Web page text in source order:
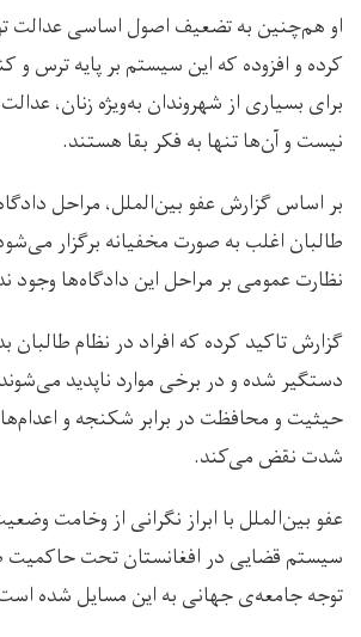
او هم‌چنین به تضعیف اصول اساسی عدالت
کرده و افزوده که این سیستم بر پایه ترس و
برای بسیاری از شهروندان به‌ویژه زنان،
نیست و آن‌ها تنها به فکر بقا هستند.
بر اساس گزارش عفو بین‌الملل، مراحل
طالبان اغلب به صورت مخفیانه برگزار
نظارت عمومی بر مراحل این دادگاه‌ها وجود
گزارش تاکید کرده که افراد در نظام
دستگیر شده و در برخی موارد ناپدید
حیثیت و محافظت در برابر شکنجه و
شدت نقض می‌کند.
عفو بین‌الملل با ابراز نگرانی‌ از وخامت
سیستم قضایی در افغانستان تحت حاکمیت
توجه جامعه‌ی جهانی به این مسایل شده